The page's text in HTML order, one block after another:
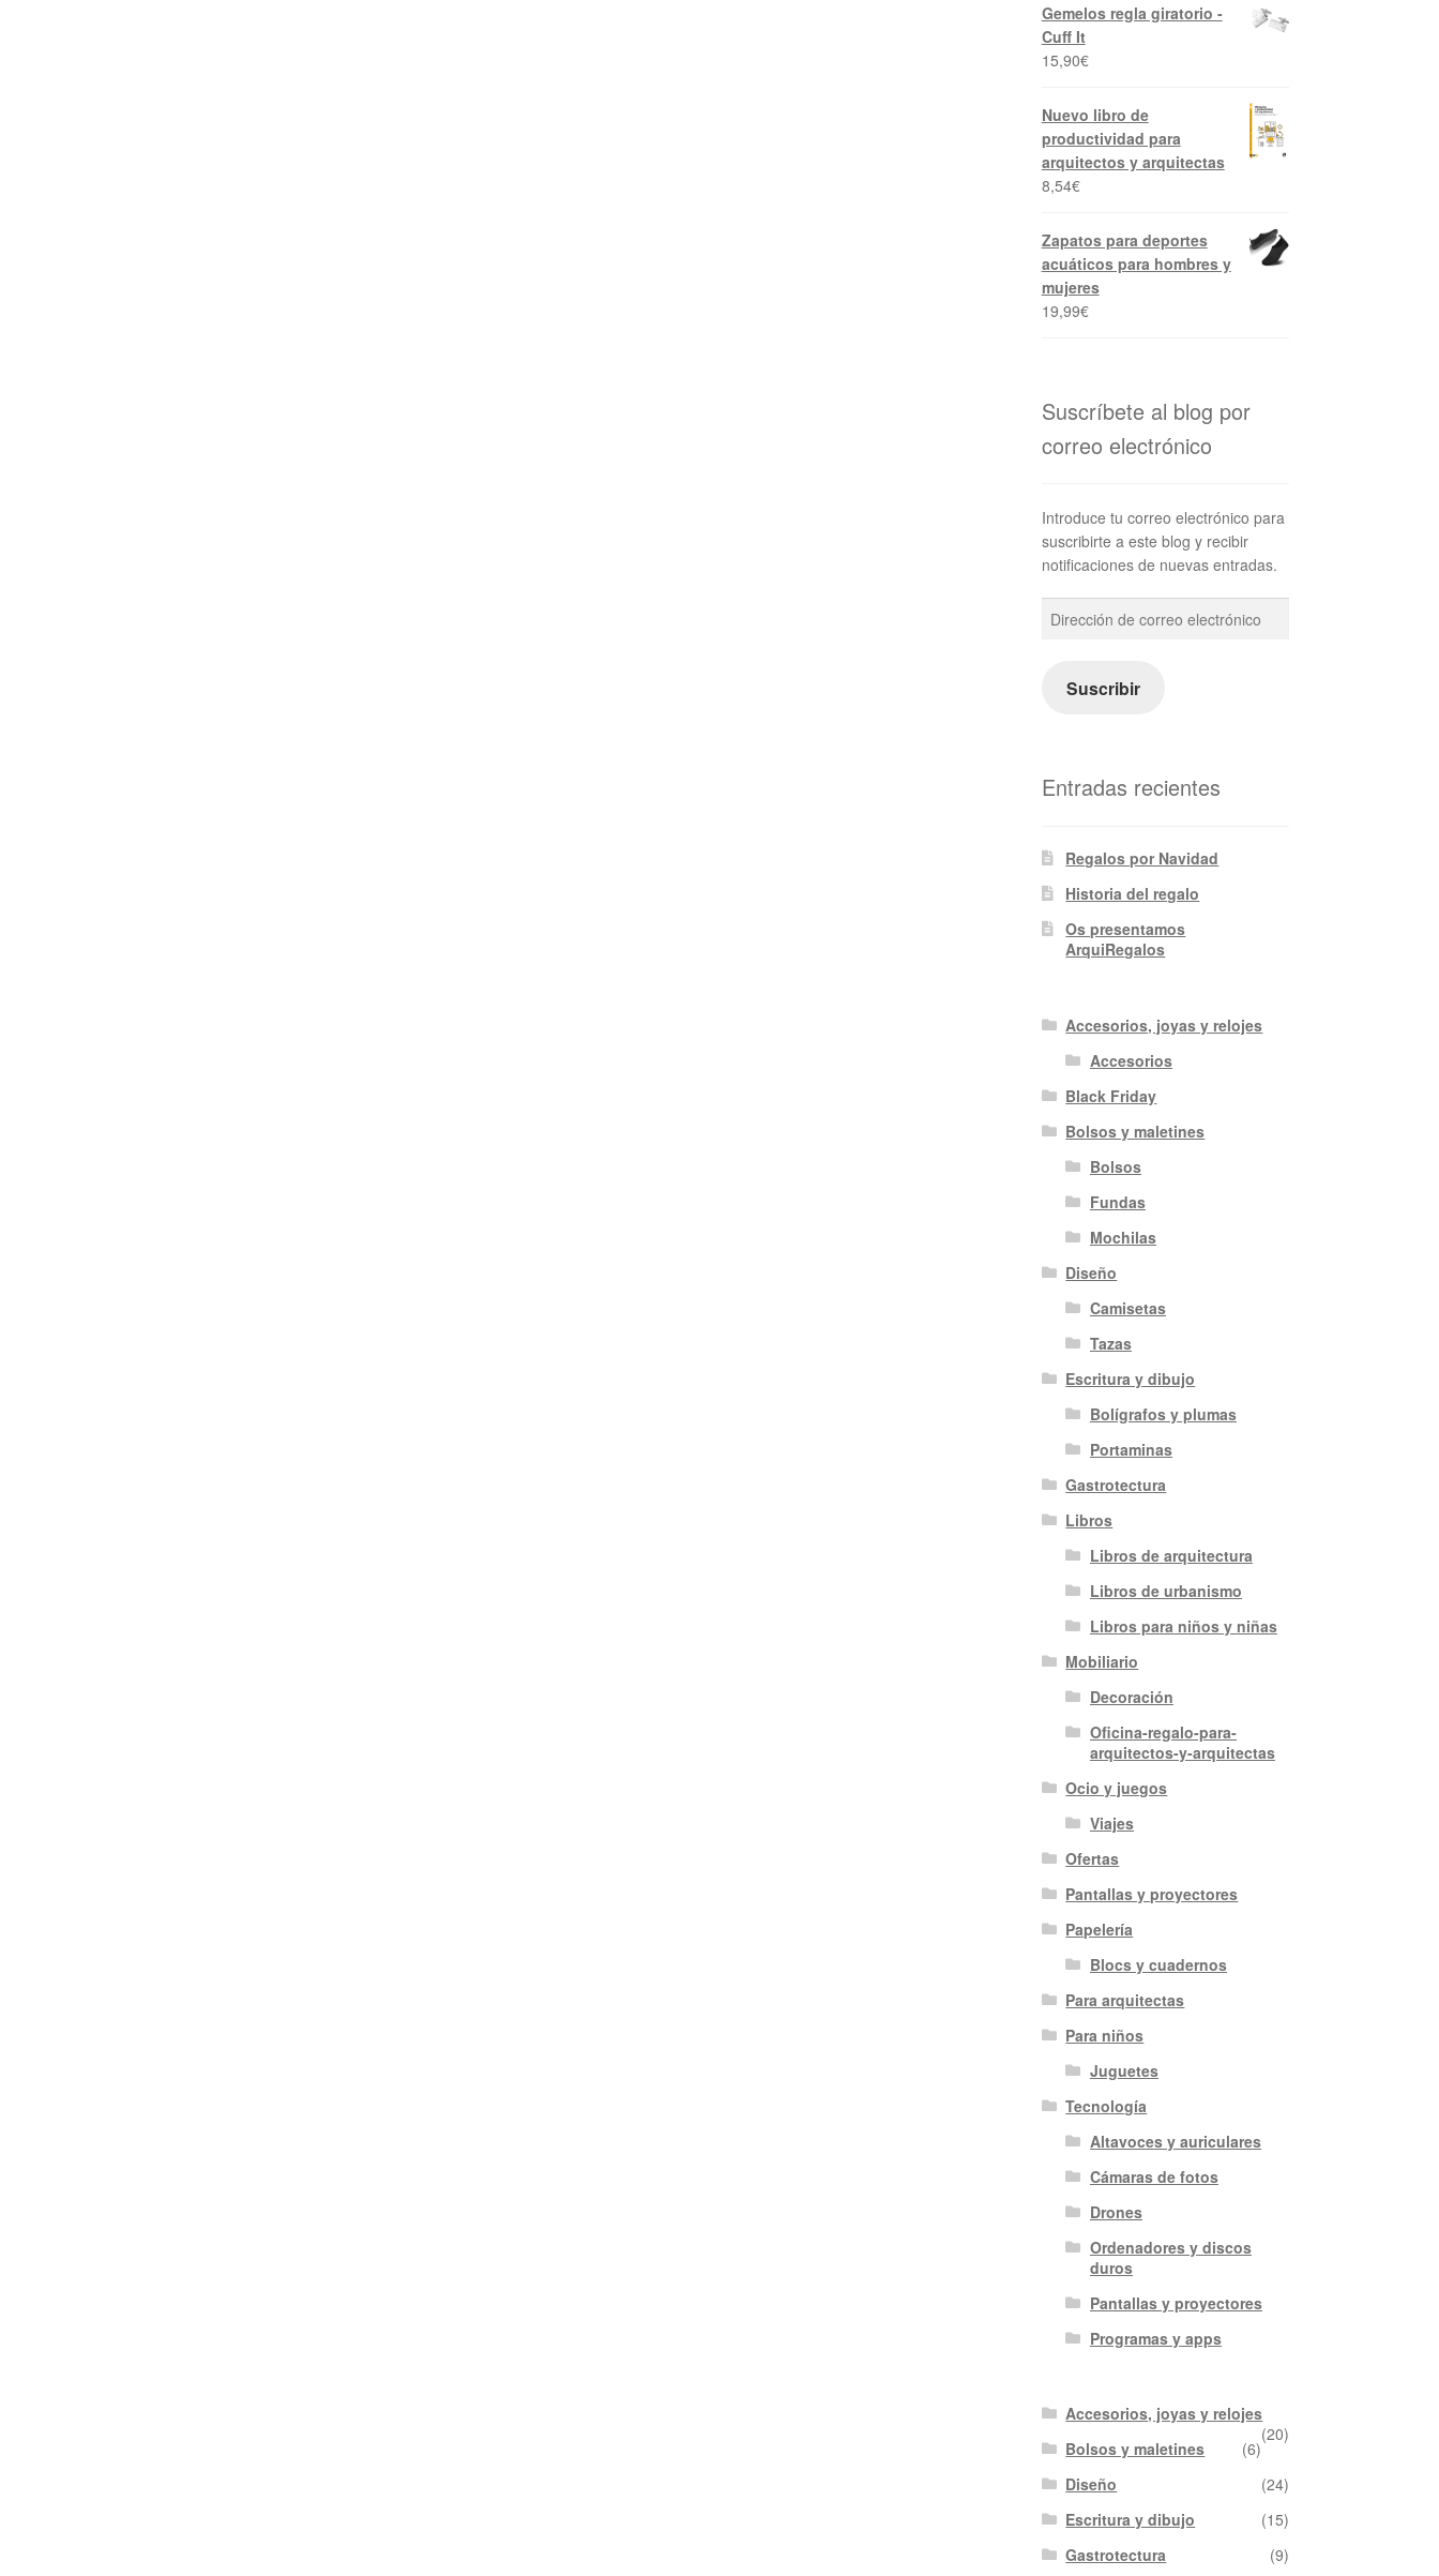
Gemelos regla giratorio -
Cuff It
15,90€
Nuevo libro de
productividad para
arquitectos y arquitectas
8,54€
Zapatos para deportes
acuáticos para hombres y
mujeres
19,99€
Suscríbete al blog por
correo electrónico
Introduce tu correo electrónico para
suscribirte a este blog y recibir
notificaciones de nuevas entradas.
Dirección
de
electrónico
Suscribir
Entradas recientes
Regalos por Navidad
Historia del regalo
Os presentamos
ArquiRegalos
Accesorios, joyas y relojes
Accesorios
Black Friday
Bolsos y maletines
Bolsos
Fundas
Mochilas
Diseño
Camisetas
Tazas
Escritura y dibujo
Bolígrafos y plumas
Portaminas
Gastrotectura
Libros
Libros de arquitectura
Libros de urbanismo
Libros para niños y niñas
Mobiliario
Decoración
Oficina-regalo-para-
arquitectos-y-arquitectas
Ocio y juegos
Viajes
Ofertas
Pantallas y proyectores
Papelería
Blocs y cuadernos
Para arquitectas
Para niños
Juguetes
Tecnología
Altavoces y auriculares
Cámaras de fotos
Drones
Ordenadores y discos
duros
Pantallas y proyectores
Programas y apps
Accesorios, joyas y relojes
(20)
Bolsos y maletines
(6)
Diseño
(24)
Escritura y dibujo
(15)
Gastrotectura
(9)